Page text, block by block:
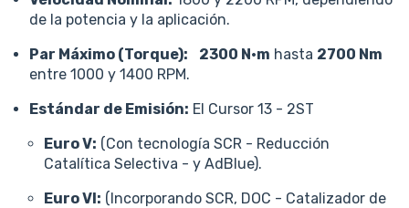
de la potencia y la aplicación.
Par Máximo (Torque):
2300 N·m hasta 2700 Nm
entre 1000 y 1400 RPM.
Estándar de Emisión: El Cursor 13 - 2ST
Euro V: (Con tecnología SCR - Reducción
Catalítica Selectiva - y AdBlue).
Euro VI: (Incorporando SCR, DOC - Catalizador de